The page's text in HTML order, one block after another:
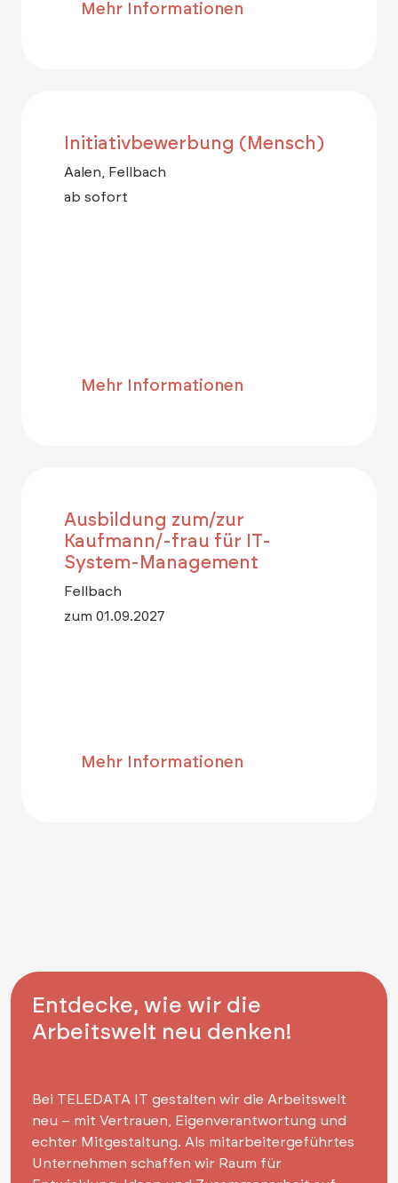
Mehr Informationen
Initiativbewerbung (Mensch)
Aalen, Fellbach
ab sofort
Mehr Informationen
Ausbildung zum/zur
Kaufmann/-frau für IT-
System-Management
Fellbach
zum 01.09.2027
Mehr Informationen
Entdecke, wie wir die
Arbeitswelt neu denken!
Bei TELEDATA IT gestalten wir die Arbeitswelt
neu – mit Vertrauen, Eigenverantwortung und
echter Mitgestaltung. Als mitarbeitergeführtes
Unternehmen schaffen wir Raum für